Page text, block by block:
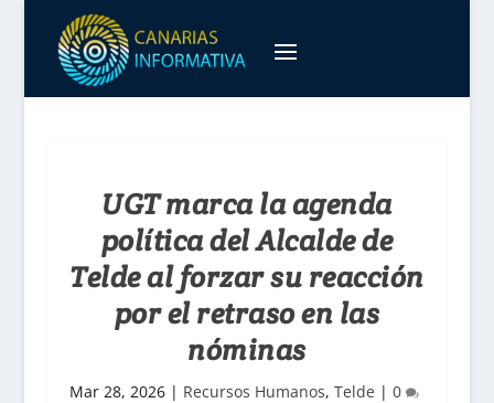
UGT marca la agenda
política del Alcalde de
Telde al forzar su reacción
por el retraso en las
nóminas
Mar 28, 2026| Recursos Humanos, Telde | 0